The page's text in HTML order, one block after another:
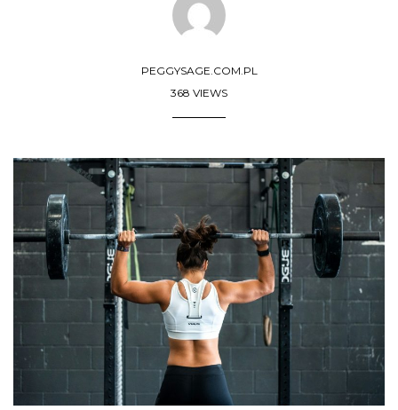
PEGGYSAGE.COM.PL
368 VIEWS